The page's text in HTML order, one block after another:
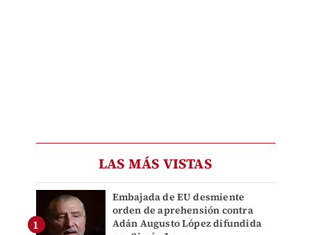
LAS MÁS VISTAS
Embajada de EU desmiente
orden de aprehensión contra
Adán Augusto López difundida